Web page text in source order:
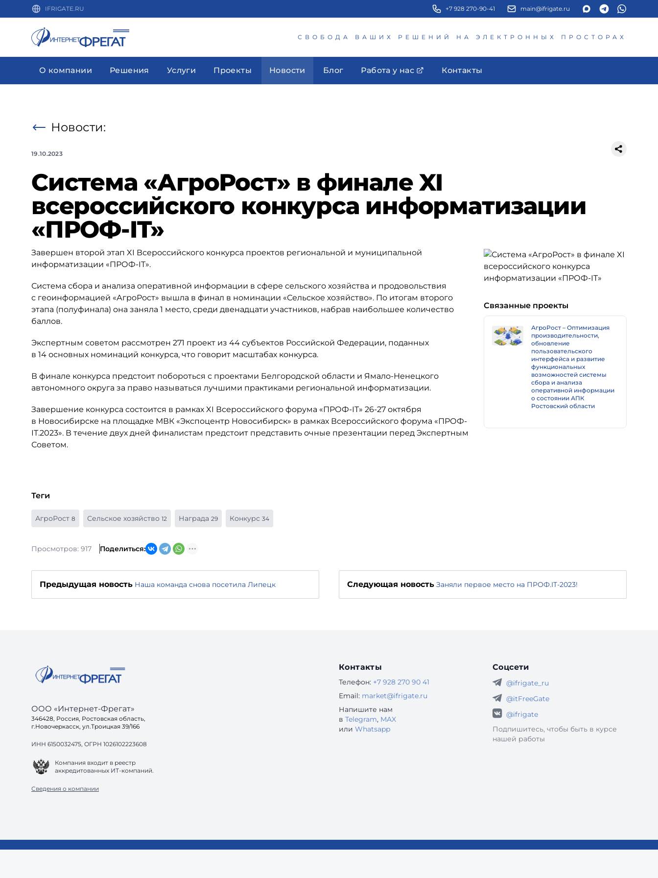
IFRIGATE.RU +7 928 270-90-41 main@ifrigate.ru
СВОБОДА ВАШИХ РЕШЕНИЙ НА ЭЛЕКТРОННЫХ ПРОСТОРАХ
О компании Решения Услуги Проекты Новости Блог Работа у нас Контакты
Новости:
19.10.2023
Система «АгроРост» в финале XI
всероссийского конкурса информатизации
«ПРОФ-IT»
Завершен второй этап XI Всероссийского конкурса проектов региональной и муниципальной
информатизации «ПРОФ-IT».
Система сбора и анализа оперативной информации в сфере сельского хозяйства и продовольствия
с геоинформацией «АгроРост» вышла в финал в номинации «Сельское хозяйство». По итогам второго
этапа (полуфинала) она заняла 1 место, среди двенадцати участников, набрав наибольшее количество
баллов.
Экспертным советом рассмотрен 271 проект из 44 субъектов Российской Федерации, поданных
в 14 основных номинаций конкурса, что говорит масштабах конкурса.
В финале конкурса предстоит побороться с проектами Белгородской области и Ямало-Ненецкого
автономного округа за право называться лучшими практиками региональной информатизации.
Завершение конкурса состоится в рамках XI Всероссийского форума «ПРОФ-IT» 26-27 октября
в Новосибирске на площадке МВК «Экспоцентр Новосибирск» в рамках Всероссийского форума «ПРОФ-
IT.2023». В течение двух дней финалистам предстоит представить очные презентации перед Экспертным
Советом.
Связанные проекты
АгроРост – Оптимизация
производительности,
обновление
пользовательского
интерфейса и развитие
функциональных
возможностей системы
сбора и анализа
оперативной информации
о состоянии АПК
Ростовский области
Теги
АгроРост 8 Сельское хозяйство 12 Награда 29 Конкурс 34
Просмотров: 917 Поделиться:
Предыдущая новость Наша команда снова посетила Липецк Следующая новость Заняли первое место на ПРОФ.IT-2023!
ООО «Интернет-Фрегат»
346428, Россия, Ростовская область,
г.Новочеркасск, ул.Троицкая 39/166
ИНН 6150032475, ОГРН 1026102223608
Компания входит в реестр
аккредитованных ИТ-компаний.
Сведения о компании
Контакты
Телефон: +7 928 270 90 41
Email: market@ifrigate.ru
Напишите нам
в Telegram, MAX
или Whatsapp
Соцсети
@ifrigate_ru
@itFreeGate
@ifrigate
Подпишитесь, чтобы быть в курсе
нашей работы